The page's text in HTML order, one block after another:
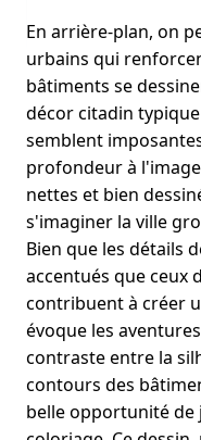
En arrière-plan, on
urbains qui
bâtiments se
décor citadin
semblent
profondeur à
nettes et bien
s'imaginer la ville
Bien que les détails
accentués que ceux
contribuent à créer
évoque les
contraste entre la
contours des
belle opportunité de